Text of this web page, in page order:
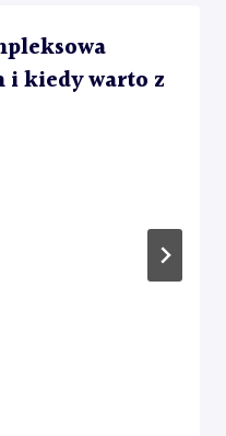
i kiedy warto z